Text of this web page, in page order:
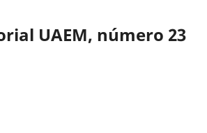
UAEM, número 23